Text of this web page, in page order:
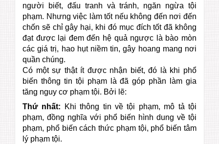
người biết, đấu tranh và tránh, ngăn ngừa tội
phạm. Nhưng việc làm tốt nếu không đến nơi đến
chốn sẽ chỉ gây hại, khi đó mục đích tốt đã không
đạt được lại đem đến hệ quả ngược là bào mòn
các giá trị, hao hụt niềm tin, gây hoang mang nơi
quần chúng.
Có một sự thật ít được nhận biết, đó là khi phổ
biến thông tin tội phạm là đã góp phần làm gia
tăng nguy cơ phạm tội. Bởi lẽ:
Thứ nhất:
Khi thông tin về tội phạm, mô tả tội
phạm, đồng nghĩa với phổ biến hình dung về tội
phạm, phổ biến cách thức phạm tội, phổ biến tâm
lý phạm tội.